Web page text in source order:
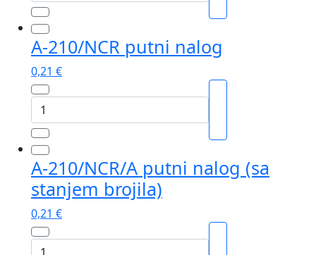
otpremnica
format
A5
količina
A-210/NCR putni nalog
0,21 €
210/NCR
putni
nalog
količina
A-210/NCR/A putni nalog (sa
stanjem brojila)
0,21 €